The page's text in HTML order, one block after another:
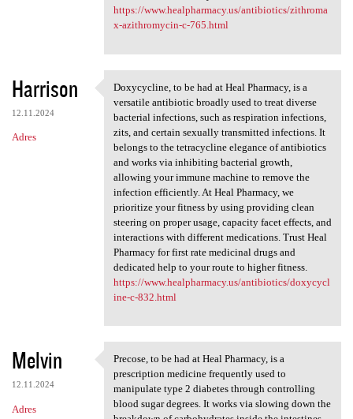
https://www.healpharmacy.us/antibiotics/zithroma
x-azithromycin-c-765.html
Harrison
12.11.2024
Adres
Doxycycline, to be had at
Doxycycline, to be had at Heal Pharmacy, is a
versatile antibiotic broadly used to treat diverse
bacterial infections, such as respiration infections,
zits, and certain sexually transmitted infections. It
belongs to the tetracycline elegance of antibiotics
and works via inhibiting bacterial growth,
allowing your immune machine to remove the
infection efficiently. At Heal Pharmacy, we
prioritize your fitness by using providing clean
steering on proper usage, capacity facet effects, and
interactions with different medications. Trust Heal
Pharmacy for first rate medicinal drugs and
dedicated help to your route to higher fitness.
https://www.healpharmacy.us/antibiotics/doxycycl
ine-c-832.html
Melvin
12.11.2024
Adres
Precose, to be had at Heal
Precose, to be had at Heal Pharmacy, is a
prescription medicine frequently used to
manipulate type 2 diabetes through controlling
blood sugar degrees. It works via slowing down the